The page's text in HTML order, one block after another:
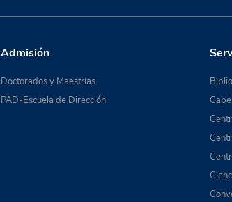
Admisión
Doctorados y Maestrías
PAD-Escuela de Dirección